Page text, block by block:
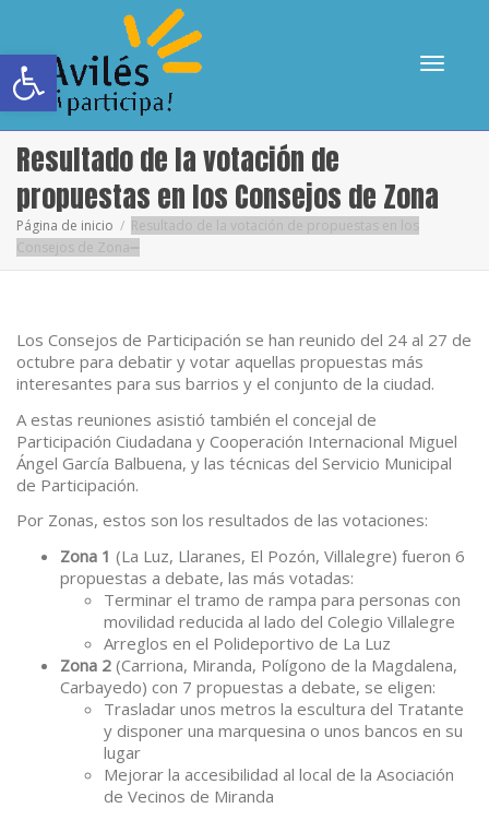
Abrir barra de herramientas
Resultado de la votación de
propuestas en los Consejos de Zona
Página de inicio
Resultado de la votación de propuestas en los
Consejos de Zona
Los Consejos de Participación se han reunido del 24 al 27 de
octubre para debatir y votar aquellas propuestas más
interesantes para sus barrios y el conjunto de la ciudad.
A estas reuniones asistió también el concejal de
Participación Ciudadana y Cooperación Internacional Miguel
Ángel García Balbuena, y las técnicas del Servicio Municipal
de Participación.
Por Zonas, estos son los resultados de las votaciones:
Zona 1 (La Luz, Llaranes, El Pozón, Villalegre) fueron 6
propuestas a debate, las más votadas:
Terminar el tramo de rampa para personas con
movilidad reducida al lado del Colegio Villalegre
Arreglos en el Polideportivo de La Luz
Zona 2 (Carriona, Miranda, Polígono de la Magdalena,
Carbayedo) con 7 propuestas a debate, se eligen:
Trasladar unos metros la escultura del Tratante
y disponer una marquesina o unos bancos en su
lugar
Mejorar la accesibilidad al local de la Asociación
de Vecinos de Miranda